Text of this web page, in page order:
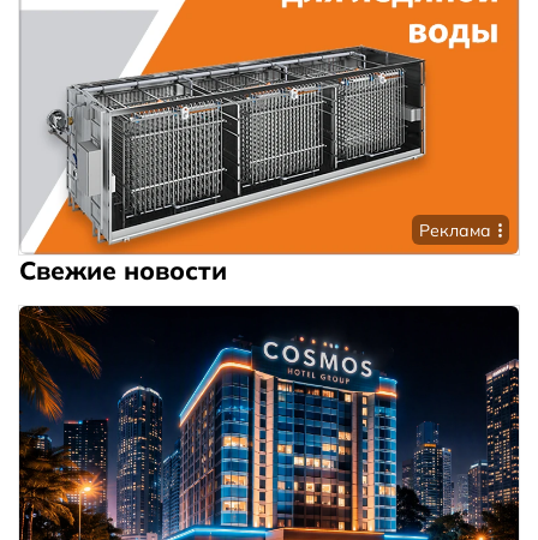
Реклама
Свежие новости